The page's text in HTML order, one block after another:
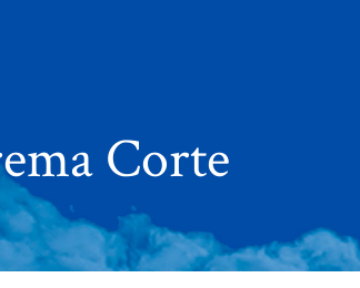
Corte